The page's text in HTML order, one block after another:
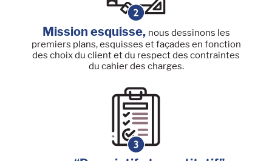
Mission esquisse, nous dessinons les
premiers plans, esquisses et façades en fonction
des choix du client et du respect des contraintes
du cahier des charges.